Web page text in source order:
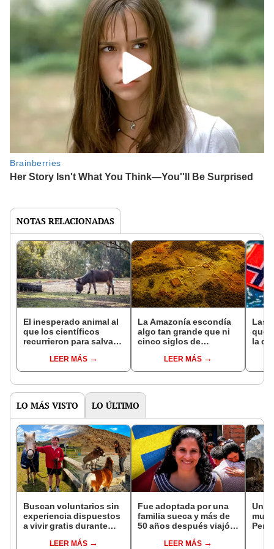
NOTAS RELACIONADAS
El inesperado animal al
que los científicos
recurrieron para salvar
reintroducción de un
asno salvaje está
en un paisaje con más
LEER MÁS
La Amazonía escondía
algo tan grande que ni
cinco siglos de
encontrarlo: el hallazgo
podría cambiar todo lo
pasado
LEER MÁS
Las
que
la de
LO MÁS VISTO LO ÚLTIMO
Buscan voluntarios sin
experiencia dispuestos
a vivir gratis durante
cuidar caballos, burros
LEER MÁS
Fue adoptada por una
familia sueca y más de
50 años después viajó a
sus raíces: "Encontré
LEER MÁS
Un